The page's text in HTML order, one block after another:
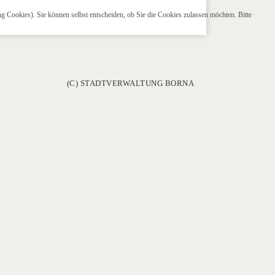
(C) STADTVERWALTUNG BORNA
Sie können selbst entscheiden, ob Sie die Cookies zulassen möchten. Bitte